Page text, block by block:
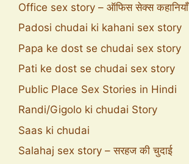
Office sex story – ऑफिस सेक्स कहानियाँ
Padosi chudai ki kahani sex story
Papa ke dost se chudai sex story
Pati ke dost se chudai sex story
Public Place Sex Stories in Hindi
Randi/Gigolo ki chudai Story
Saas ki chudai
Salahaj sex story – सरहज की चुदाई